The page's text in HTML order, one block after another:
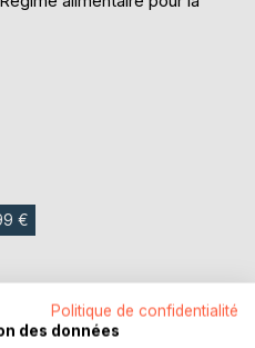
€
Politique de confidentialité
des données